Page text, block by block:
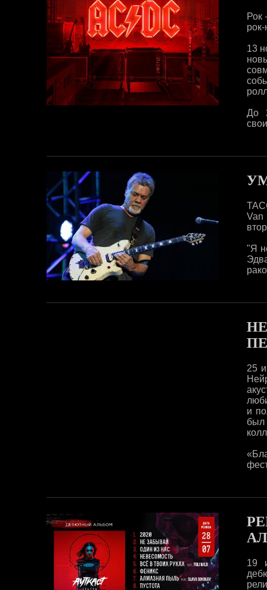
Рок
13
До
Van
"Я
25
и
был
19